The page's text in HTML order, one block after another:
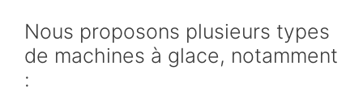
Nous proposons plusieurs types
de machines à glace, notamment
: